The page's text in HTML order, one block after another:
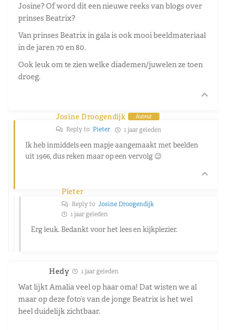
Josine? Of word dit een nieuwe reeks van blogs over
prinses Beatrix?
Van prinses Beatrix in gala is ook mooi beeldmateriaal
in de jaren 70 en 80.
Ook leuk om te zien welke diademen/juwelen ze toen
droeg.
Josine Droogendijk Auteur
Reply to Pieter 1 jaar geleden
Ik heb inmiddels een mapje aangemaakt met beelden
uit 1966, dus reken maar op een vervolg 😉
Pieter
Reply to Josine Droogendijk
1 jaar geleden
Erg leuk. Bedankt voor het lees en kijkplezier.
Hedy 1 jaar geleden
Wat lijkt Amalia veel op haar oma! Dat wisten we al
maar op deze foto’s van de jonge Beatrix is het wel
heel duidelijk zichtbaar.